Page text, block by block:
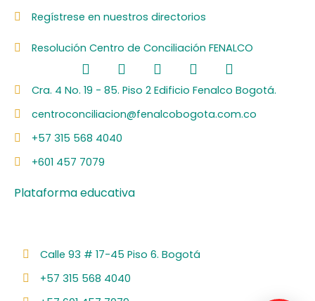
Regístrese en nuestros directorios
Resolución Centro de Conciliación FENALCO
F
a
c
e
b
o
o
k
L
i
n
e
d
i
I
n
s
t
a
Y
o
u
u
S
p
o
i
Cra. 4 No. 19 - 85. Piso 2 Edificio Fenalco Bogotá.
centroconciliacion@fenalcobogota.com.co
+57 315 568 4040
+601 457 7079
Plataforma educativa
Calle 93 # 17-45 Piso 6. Bogotá
+57 315 568 4040